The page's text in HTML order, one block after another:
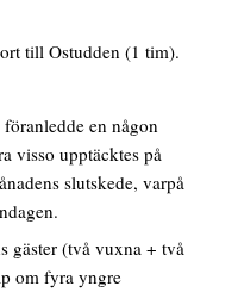
till Ostudden (1 tim).
en någon
visso upptäcktes på
slutskede, varpå
gäster (två vuxna + två
om fyra yngre